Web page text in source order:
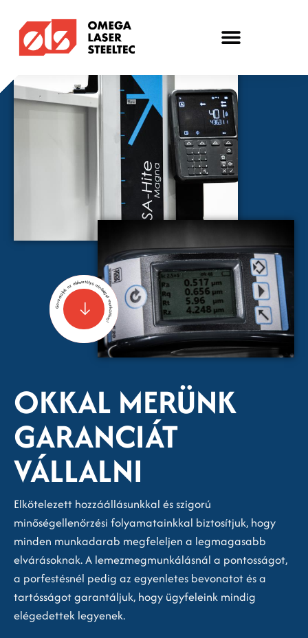
OKKAL MERÜNK
GARANCIÁT
VÁLLALNI
Elkötelezett hozzáállásunkkal és szigorú
minőségellenőrzési folyamatainkkal biztosítjuk, hogy
minden munkadarab megfeleljen a legmagasabb
elvárásoknak. A lemezmegmunkálásnál a pontosságot,
a porfestésnél pedig az egyenletes bevonatot és a
tartósságot garantáljuk, hogy ügyfeleink mindig
elégedettek legyenek.
Garantáljuk az elsőosztályú minőséget munkáinkra!